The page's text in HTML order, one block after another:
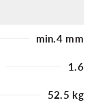
min.4 mm
1.6
52.5 kg